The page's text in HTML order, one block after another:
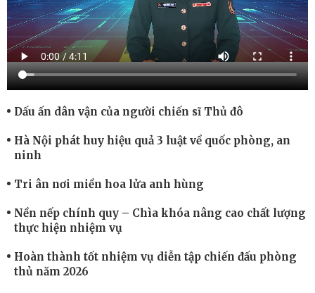
Dấu ấn dân vận của người chiến sĩ Thủ đô
Hà Nội phát huy hiệu quả 3 luật về quốc phòng, an
ninh
Tri ân nơi miền hoa lửa anh hùng
Nền nếp chính quy – Chìa khóa nâng cao chất lượng
thực hiện nhiệm vụ
Hoàn thành tốt nhiệm vụ diễn tập chiến đấu phòng
thủ năm 2026